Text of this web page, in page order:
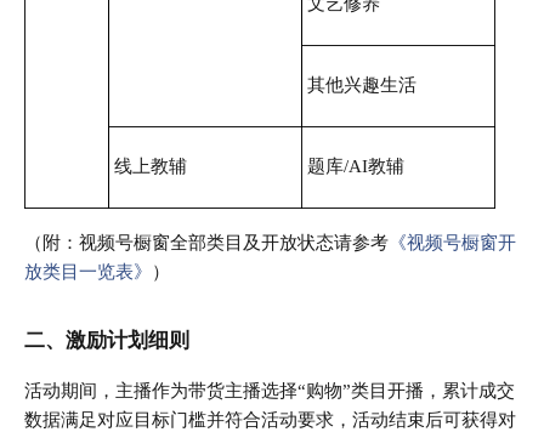
其他兴趣生活
线上教辅 题库/AI教辅
（附：视频号橱窗全部类目及开放状态请参考 《视频号橱窗开
放类目一览表》
）
二、激励计划细则
活动期间，主播作为带货主播选择“购物”类目开播，累计成交
数据满足对应目标门槛并符合活动要求，活动结束后可获得对